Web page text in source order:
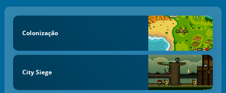
Colonização
City Siege